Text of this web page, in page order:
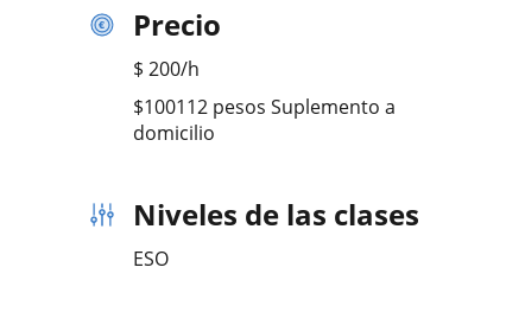
Precio
$ 200/h
$100112 pesos Suplemento a
domicilio
Niveles de las clases
ESO